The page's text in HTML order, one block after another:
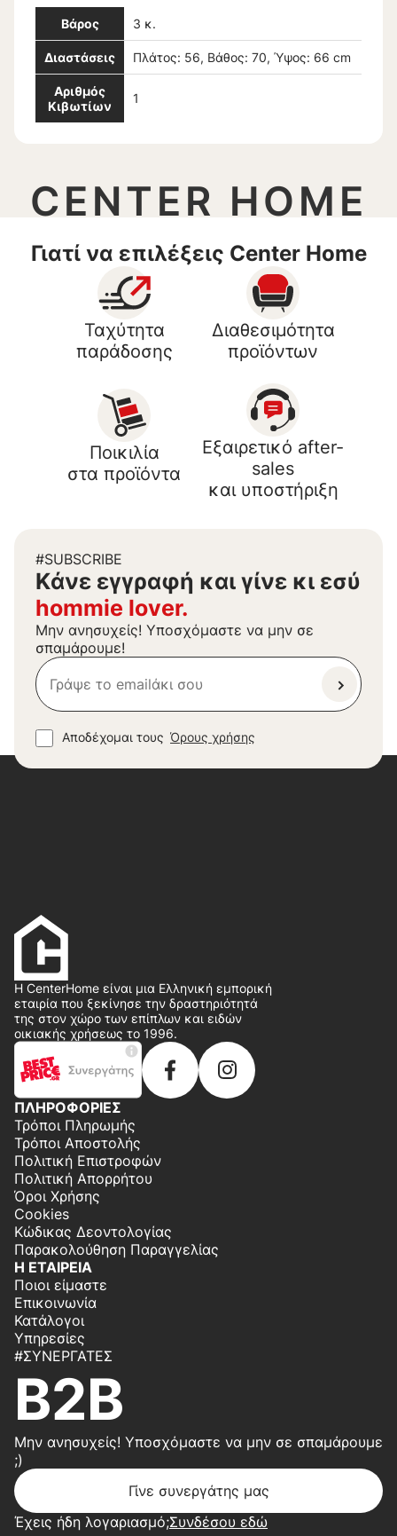
Βάρος 3 κ.
Διαστάσεις Πλάτος: 56, Βάθος: 70, Ύψος: 66 cm
Αριθμός
Κιβωτίων
1
CENTER HOME
Γιατί να επιλέξεις Center Home
Ταχύτητα
παράδοσης
Διαθεσιμότητα
προϊόντων
Ποικιλία
στα προϊόντα
Εξαιρετικό after-
sales
και υποστήριξη
#SUBSCRIBE
Kάνε εγγραφή και γίνε κι εσύ
hommie lover.
Μην ανησυχείς! Υποσχόμαστε να μην σε
σπαμάρουμε!
Αποδέχομαι τους Όρους χρήσης
Η CenterHome είναι μια Ελληνική εμπορική
εταιρία που ξεκίνησε την δραστηριότητά
της στον χώρο των επίπλων και ειδών
οικιακής χρήσεως το 1996.
ΠΛΗΡΟΦΟΡΙΕΣ
Τρόποι Πληρωμής
Τρόποι Αποστολής
Πολιτική Επιστροφών
Πολιτική Απορρήτου
Όροι Χρήσης
Cookies
Κώδικας Δεοντολογίας
Παρακολούθηση Παραγγελίας
Η ΕΤΑΙΡΕΙΑ
Ποιοι είμαστε
Επικοινωνία
Κατάλογοι
Υπηρεσίες
#ΣΥΝΕΡΓΆΤΕΣ
B2B
Μην ανησυχείς! Υποσχόμαστε να μην σε σπαμάρουμε
;)
Γίνε συνεργάτης μας
Έχεις ήδη λογαριασμό;Συνδέσου εδώ